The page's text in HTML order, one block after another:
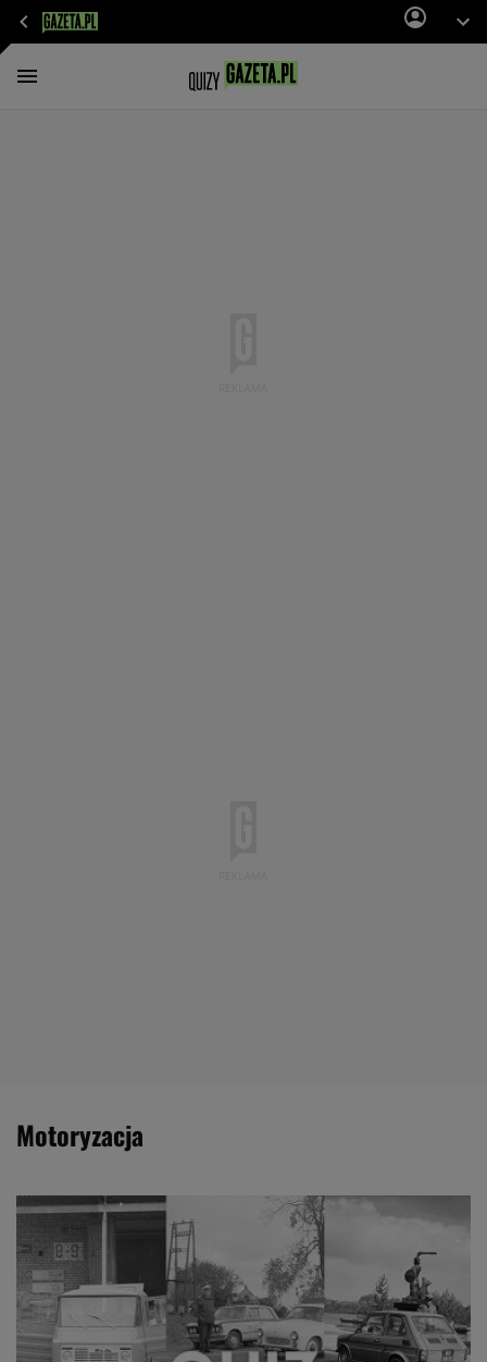
motoryzacja